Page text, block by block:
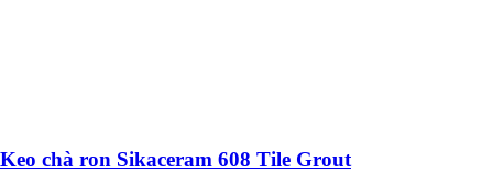
Keo chà ron Sikaceram 608 Tile Grout